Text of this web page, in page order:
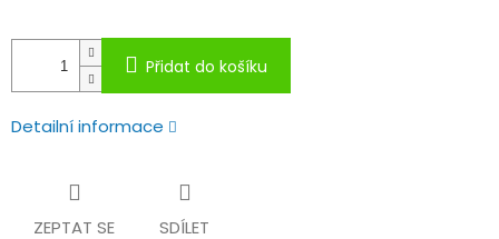
Přidat do košíku
Detailní informace
ZEPTAT SE SDÍLET